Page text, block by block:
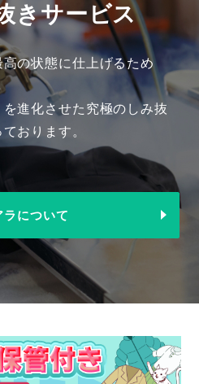
きサービス
の状態に仕上げるため
進化させた究極のしみ抜
おります。
ラについて